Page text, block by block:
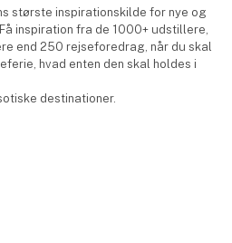
største inspirationskilde for nye og
inspiration fra de 1000+ udstillere,
end 250 rejseforedrag, når du skal
hvad enten den skal holdes i
destinationer.